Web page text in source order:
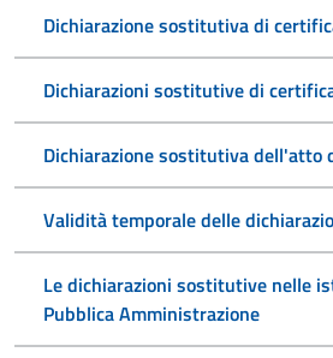
Dichiarazione sostitutiva di
Dichiarazioni sostitutive di
Dichiarazione sostitutiva dell'atto
Validità temporale delle
Le dichiarazioni sostitutive nelle
Pubblica Amministrazione